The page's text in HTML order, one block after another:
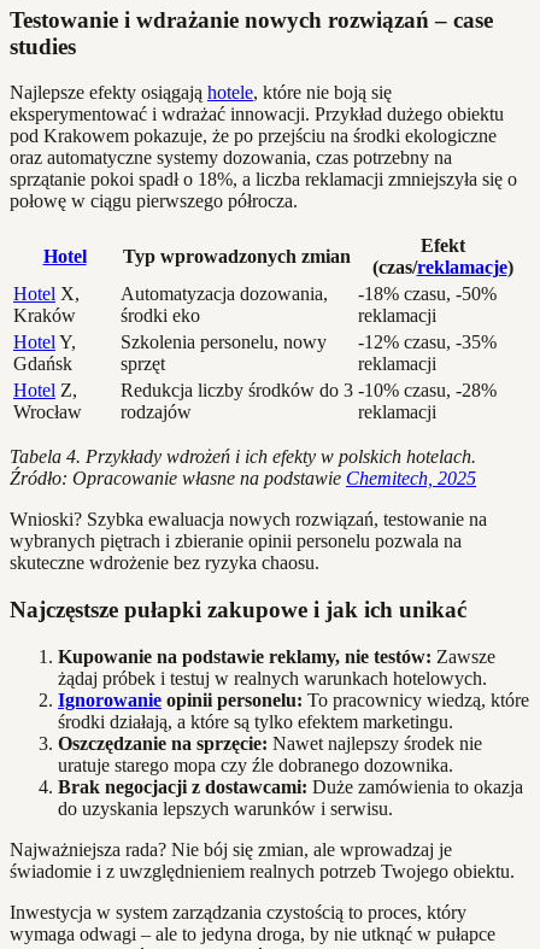
Testowanie i wdrażanie nowych rozwiązań – case
studies
Najlepsze efekty osiągają hotele, które nie boją się
eksperymentować i wdrażać innowacji. Przykład dużego obiektu
pod Krakowem pokazuje, że po przejściu na środki ekologiczne
oraz automatyczne systemy dozowania, czas potrzebny na
sprzątanie pokoi spadł o 18%, a liczba reklamacji zmniejszyła się o
połowę w ciągu pierwszego półrocza.
Hotel Typ wprowadzonych zmian
Efekt
(czas/reklamacje)
Hotel X,
Kraków
Automatyzacja dozowania,
środki eko
-18% czasu, -50%
reklamacji
HotelY,
Gdańsk
Szkolenia personelu, nowy
sprzęt
-12% czasu, -35%
reklamacji
Hotel Z,
Wrocław
Redukcja liczby środków do 3
rodzajów
-10% czasu, -28%
reklamacji
Tabela 4. Przykłady wdrożeń i ich efekty w polskich hotelach.
Źródło: Opracowanie własne na podstawie Chemitech, 2025
Wnioski? Szybka ewaluacja nowych rozwiązań, testowanie na
wybranych piętrach i zbieranie opinii personelu pozwala na
skuteczne wdrożenie bez ryzyka chaosu.
Najczęstsze pułapki zakupowe i jak ich unikać
Kupowanie na podstawie reklamy, nie testów: Zawsze
żądaj próbek i testuj w realnych warunkach hotelowych.
Ignorowanie opinii personelu: To pracownicy wiedzą, które
środki działają, a które są tylko efektem marketingu.
Oszczędzanie na sprzęcie: Nawet najlepszy środek nie
uratuje starego mopa czy źle dobranego dozownika.
Brak negocjacji z dostawcami: Duże zamówienia to okazja
do uzyskania lepszych warunków i serwisu.
Najważniejsza rada? Nie bój się zmian, ale wprowadzaj je
świadomie i z uwzględnieniem realnych potrzeb Twojego obiektu.
Inwestycja w system zarządzania czystością to proces, który
wymaga odwagi – ale to jedyna droga, by nie utknąć w pułapce